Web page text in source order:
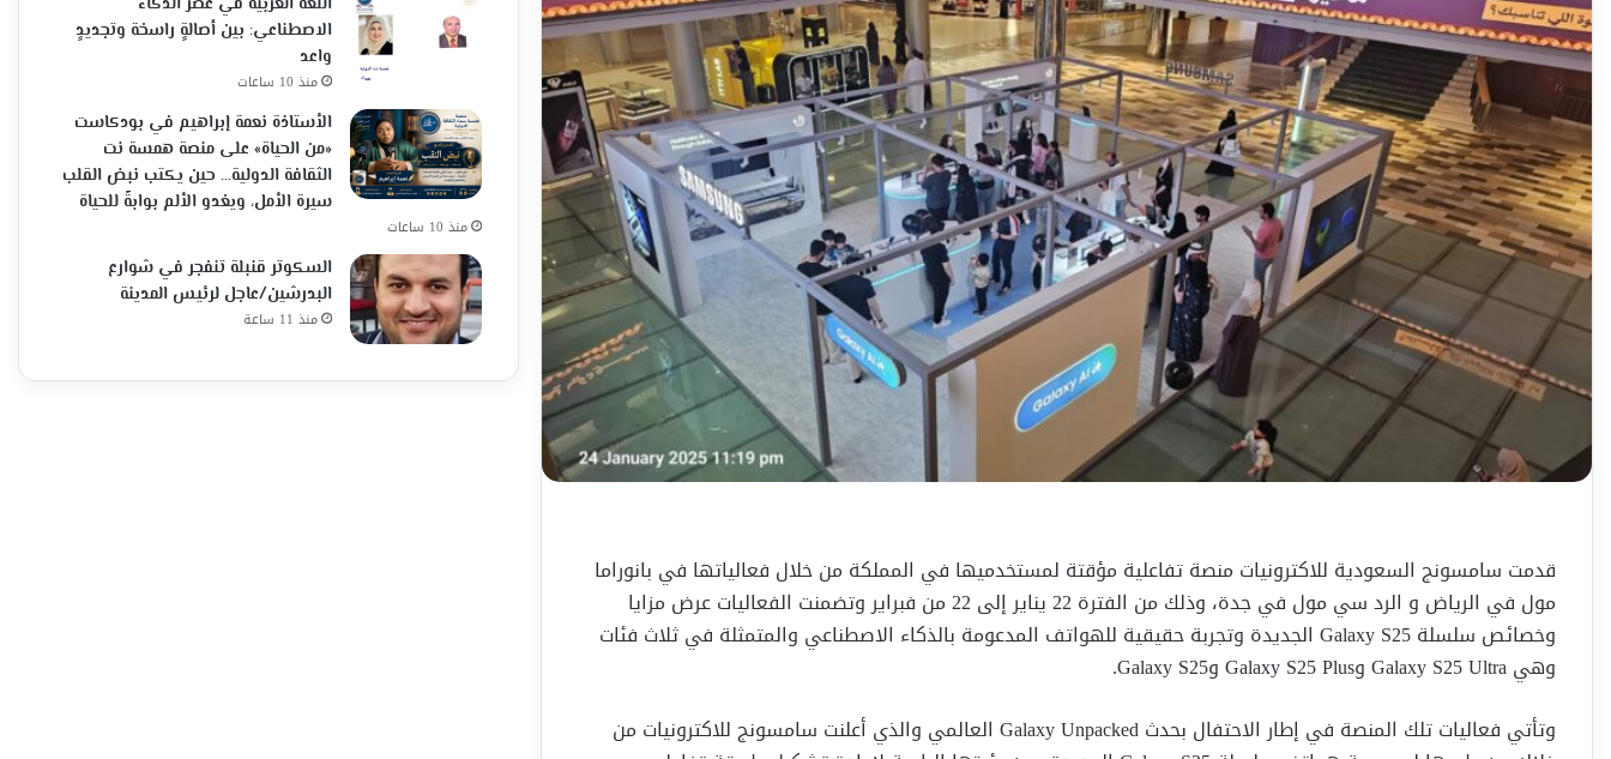
قدمت سامسونج السعودية للاكترونيات منصة تفاعلية مؤقتة لمستخدميها في المملكة من خلال فعالياتها في بانوراما
مول في الرياض و الرد سي مول في جدة، وذلك من الفترة 22 يناير إلى 22 من فبراير وتضمنت الفعاليات عرض مزايا
وخصائص سلسلة Galaxy S25 الجديدة وتجربة حقيقية للهواتف المدعومة بالذكاء الاصطناعي والمتمثلة في ثلاث فئات
وهي Galaxy S25 Ultra وGalaxy S25 Plus وGalaxy S25.
وتأتي فعاليات تلك المنصة في إطار الاحتفال بحدث Galaxy Unpacked العالمي والذي أعلنت سامسونج للاكترونيات من
الاصطناعي: بين أصالةٍ راسخة وتجديدٍ
واعد
منذ 10 ساعات
الأستاذة نعمة إبراهيم في بودكاست
«من الحياة» على منصة همسة نت
الثقافة الدولية… حين يكتب نبض القلب
سيرة الأمل، ويغدو الألم بوابةً للحياة
منذ 10 ساعات
السكوتر قنبلة تنفجر في شوارع
البدرشين/عاجل لرئيس المدينة
منذ 11 ساعة